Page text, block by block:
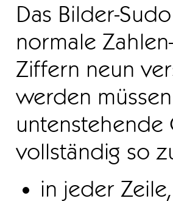
Das Bilder-
normale
Ziffern neun
werden
vollständig so
in jeder Zeile,